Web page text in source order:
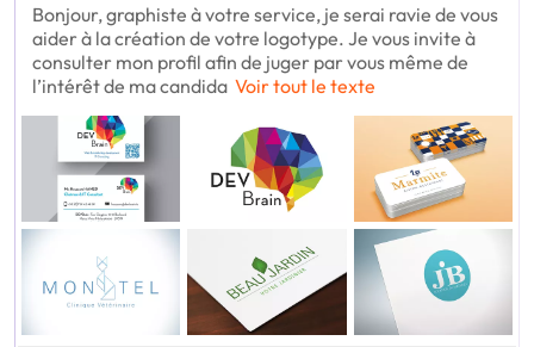
Bonjour, graphiste à votre service, je serai ravie de vous
aider à la création de votre logotype. Je vous invite à
consulter mon profil afin de juger par vous même de
l’intérêt de ma candida Voir tout le texte